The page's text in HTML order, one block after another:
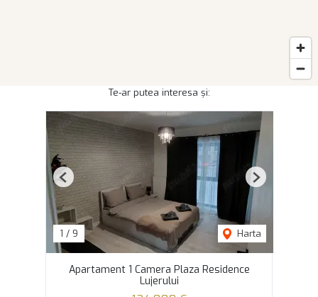
Te-ar putea interesa și:
1 / 9 Harta
Previous Next
Apartament 1 Camera Plaza Residence
Lujerului